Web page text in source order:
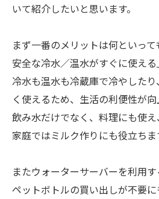
いて紹介したいと思います。
まず一番のメリットは何といっ
安全な冷水／温水がすぐに使える
冷水も温水も冷蔵庫で冷やした
く使えるため、生活の利便性が向
飲み水だけでなく、料理にも使
家庭ではミルク作りにも役立ちま
またウォーターサーバーを利用
ペットボトルの買い出しが不要